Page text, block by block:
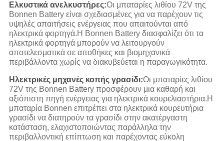
Ελκυστικά ανελκυστήρες:Οι μπαταρίες λιθίου 72V της
Bonnen Battery είναι σχεδιασμένες για να παρέχουν τις
υψηλές απαιτήσεις ενέργειας που απαιτούνται από
ηλεκτρικά φορτηγά.Η Bonnen Battery διασφαλίζει ότι τα
ηλεκτρικά φορτηγά μπορούν να λειτουργούν
αποτελεσματικά σε αποθήκες και βιομηχανικά
περιβάλλοντα χωρίς να διακυβεύεται η παραγωγικότητα.
Ηλεκτρικές μηχανές κοπής γρασίδι:Οι μπαταρίες λιθίου
72V της Bonnen Battery προσφέρουν μια καθαρή και
αξιόπιστη πηγή ενέργειας για ηλεκτρικά κουρελιαστήρια.Η
μπαταρία Bonnen επιτρέπει στα ηλεκτρικά κουρευτήρια
γρασίδι να διατηρούν τα γρασίδι στην ακατέργαστη
κατάσταση, ελαχιστοποιώντας παράλληλα την
περιβαλλοντική επίπτωση και παρέχοντας εύκολη